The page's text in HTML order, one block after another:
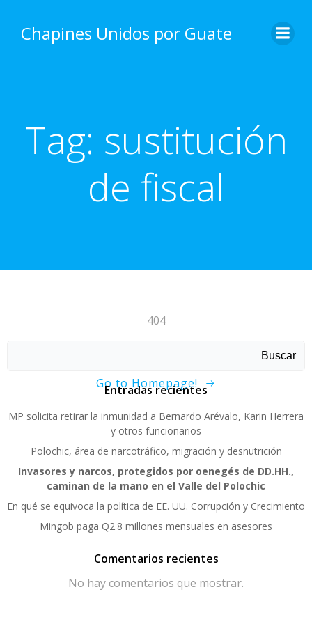
content
Chapines Unidos por Guate
Tag: sustitución
de fiscal
404
Go to Homepage!
Buscar
Entradas recientes
MP solicita retirar la inmunidad a Bernardo Arévalo, Karin Herrera
y otros funcionarios
Polochic, área de narcotráfico, migración y desnutrición
Invasores y narcos, protegidos por oenegés de DD.HH.,
caminan de la mano en el Valle del Polochic
En qué se equivoca la política de EE. UU. Corrupción y Crecimiento
Mingob paga Q2.8 millones mensuales en asesores
Comentarios recientes
No hay comentarios que mostrar.